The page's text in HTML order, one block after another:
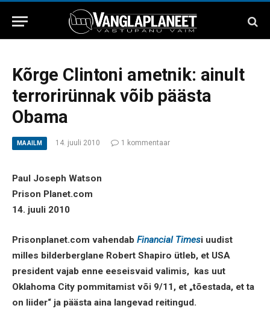
Kõrge Clintoni ametnik: ainult
terrorirünnak võib päästa
Obama
MAAILM 14. juuli 2010 1 kommentaar
Paul Joseph Watson
Prison Planet.com
14. juuli 2010
Prisonplanet.com vahendab Financial Timesi uudist
milles bilderberglane Robert Shapiro ütleb, et USA
president vajab enne eeseisvaid valimis, kas uut
Oklahoma City pommitamist või 9/11, et „tõestada, et ta
on liider“ ja päästa aina langevad reitingud.